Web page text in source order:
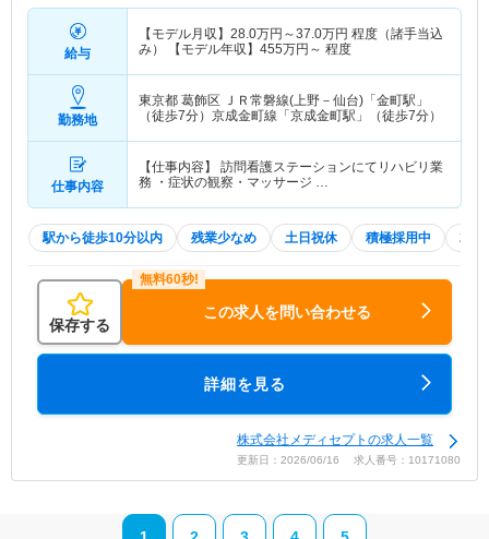
給与
【モデル月収】 28.0万円～37.0万円 程度（諸手当込
み） 【モデル年収】 455万円～ 程度
勤務地
東京都 葛飾区 ＪＲ常磐線(上野－仙台)「金町駅」
（徒歩7分）京成金町線「京成金町駅」（徒歩7分）
仕事内容
【仕事内容】 訪問看護ステーションにてリハビリ業
務 ・症状の観察・マッサージ …
駅から徒歩10分以内 残業少なめ 土日祝休 積極採用中
保存する
この求人を問い合わせる
詳細を見る
株式会社メディセプトの求人一覧
更新日：2026/06/16 求人番号：10171080